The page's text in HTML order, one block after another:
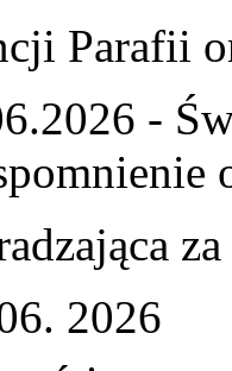
Parafii
-
2026